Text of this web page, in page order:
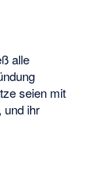
alle
seien mit
und ihr